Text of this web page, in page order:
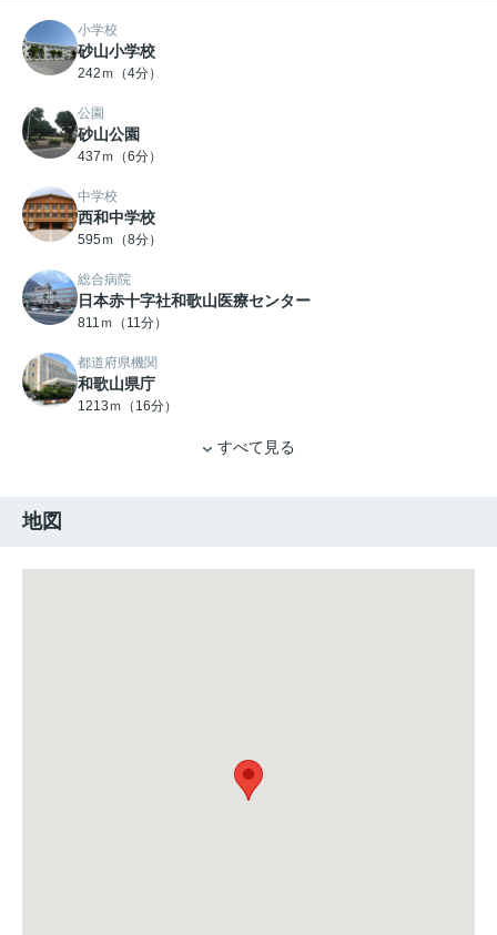
小学校
砂山小学校
242ｍ（4分）
公園
砂山公園
437ｍ（6分）
中学校
西和中学校
595ｍ（8分）
総合病院
日本赤十字社和歌山医療センター
811ｍ（11分）
都道府県機関
和歌山県庁
1213ｍ（16分）
すべて見る
地図